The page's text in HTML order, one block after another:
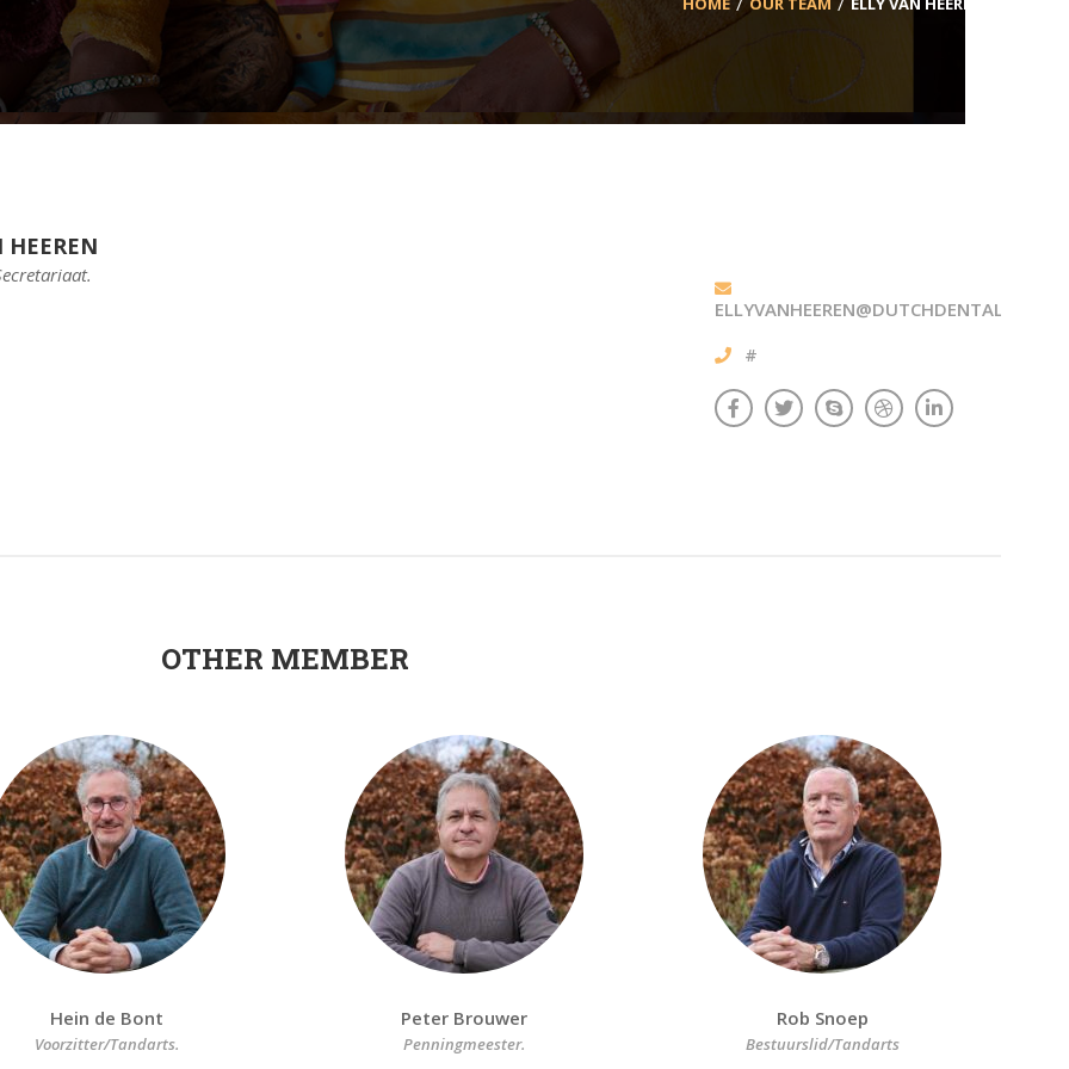
HEEREN
#
OTHER MEMBER
Hein de Bont
Voorzitter/Tandarts.
Peter Brouwer
Penningmeester.
Rob Snoep
Bestuurslid/Tandarts